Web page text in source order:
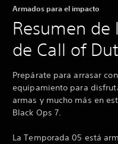
Armados para el impacto
Resumen
de Call of
Prepárate para arrasar
equipamiento para
armas y mucho más en
Black Ops 7.
La Temporada 05 está